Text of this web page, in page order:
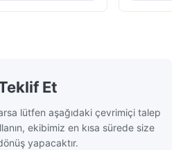
Et
lütfen aşağıdaki çevrimiçi talep
ekibimiz en kısa sürede size
yapacaktır.